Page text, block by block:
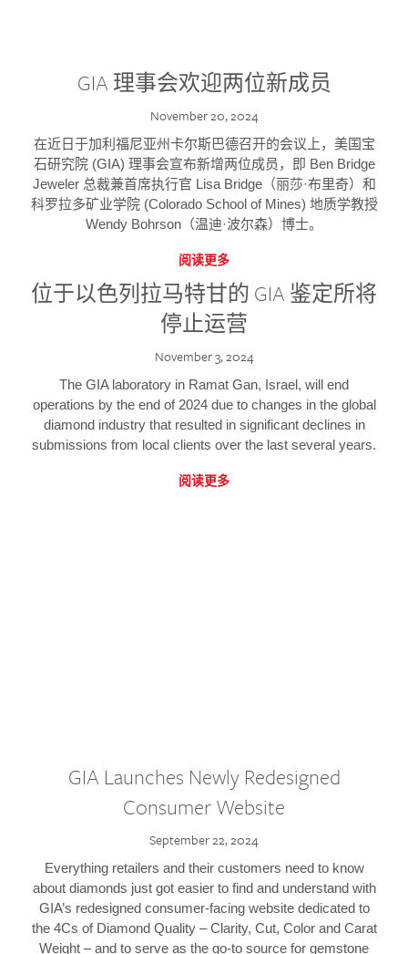
GIA 理事会欢迎两位新成员
November 20, 2024
在近日于加利福尼亚州卡尔斯巴德召开的会议上，美国宝
石研究院 (GIA) 理事会宣布新增两位成员，即 Ben Bridge
Jeweler 总裁兼首席执行官 Lisa Bridge（丽莎·布里奇）和
科罗拉多矿业学院 (Colorado School of Mines) 地质学教授
Wendy Bohrson（温迪·波尔森）博士。
阅读更多
位于以色列拉马特甘的 GIA 鉴定所将
停止运营
November 3, 2024
The GIA laboratory in Ramat Gan, Israel, will end
operations by the end of 2024 due to changes in the global
diamond industry that resulted in significant declines in
submissions from local clients over the last several years.
阅读更多
GIA Launches Newly Redesigned
Consumer Website
September 22, 2024
Everything retailers and their customers need to know
about diamonds just got easier to find and understand with
GIA’s redesigned consumer-facing website dedicated to
the 4Cs of Diamond Quality – Clarity, Cut, Color and Carat
Weight – and to serve as the go-to source for gemstone